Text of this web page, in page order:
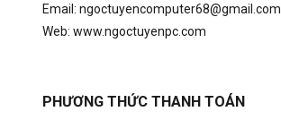
Email: ngoctuyencomputer68@gmail.com
Web: www.ngoctuyenpc.com
PHƯƠNG THỨC THANH TOÁN